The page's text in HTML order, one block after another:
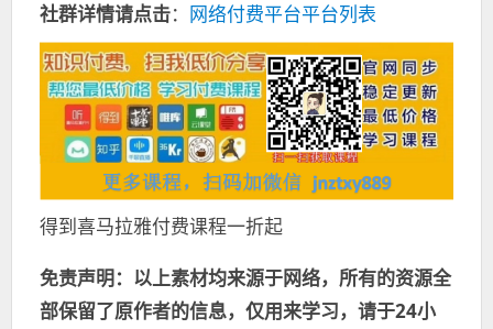
社群详情请点击： 网络付费平台平台列表
得到喜马拉雅付费课程一折起
免责声明：以上素材均来源于网络，所有的资源全
部保留了原作者的信息，仅用来学习，请于24小